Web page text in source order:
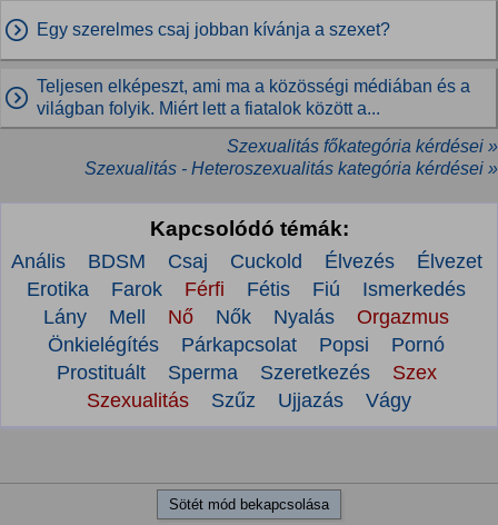
Egy szerelmes csaj jobban kívánja a szexet?
Teljesen elképeszt, ami ma a közösségi médiában és a
világban folyik. Miért lett a fiatalok között a...
Szexualitás főkategória kérdései »
Szexualitás - Heteroszexualitás kategória kérdései »
Kapcsolódó témák:
Anális BDSM Csaj Cuckold Élvezés
Élvezet
Erotika
Farok Férfi Fétis Fiú
Ismerkedés
Lány
Mell Nő Nők Nyalás
Orgazmus
Önkielégítés
Párkapcsolat Popsi
Pornó
Prostituált
Sperma Szeretkezés
Szex
Szexualitás
Szűz Ujjazás Vágy
Sötét mód bekapcsolása